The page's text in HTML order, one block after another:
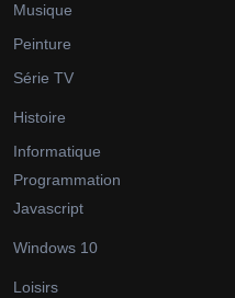
Musique
Peinture
Série TV
Histoire
Informatique
Programmation
Javascript
Windows 10
Loisirs